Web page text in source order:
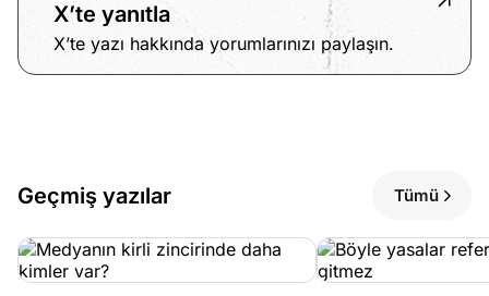
X’te yanıtla
X’te yazı hakkında yorumlarınızı paylaşın.
Geçmiş yazılar Tümü